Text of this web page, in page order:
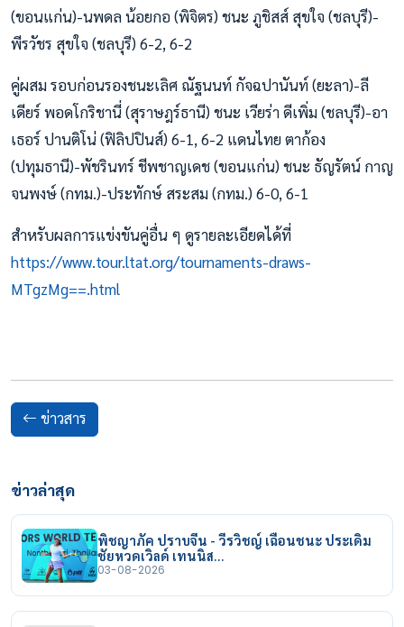
(ขอนแก่น)-นพดล น้อยกอ (พิจิตร) ชนะ ภูชิสส์ สุขใจ (ชลบุรี)-
พีรวัชร สุขใจ (ชลบุรี) 6-2, 6-2
คู่ผสม รอบก่อนรองชนะเลิศ ณัฐนนท์ กัจฉปานันท์ (ยะลา)-ลี
เดียร์ พอดโกริชานี่ (สุราษฎร์ธานี) ชนะ เวียร่า ดีเพิ่ม (ชลบุรี)-อา
เธอร์ ปานติโน่ (ฟิลิปปินส์) 6-1, 6-2 แดนไทย ตาก้อง
(ปทุมธานี)-พัชรินทร์ ชีพชาญเดช (ขอนแก่น) ชนะ ธัญรัตน์ กาญ
จนพงษ์ (กทม.)-ประทักษ์ สระสม (กทม.) 6-0, 6-1
สำหรับผลการแข่งขันคู่อื่น ๆ ดูรายละเอียดได้ที่
https://www.tour.ltat.org/tournaments-draws-
MTgzMg==.html
ข่าวสาร
ข่าวล่าสุด
พิชญาภัค ปราบจีน - วีรวิชญ์ เฉือนชนะ ประเดิม
ชัยหวดเวิลด์ เทนนิส…
03-08-2026